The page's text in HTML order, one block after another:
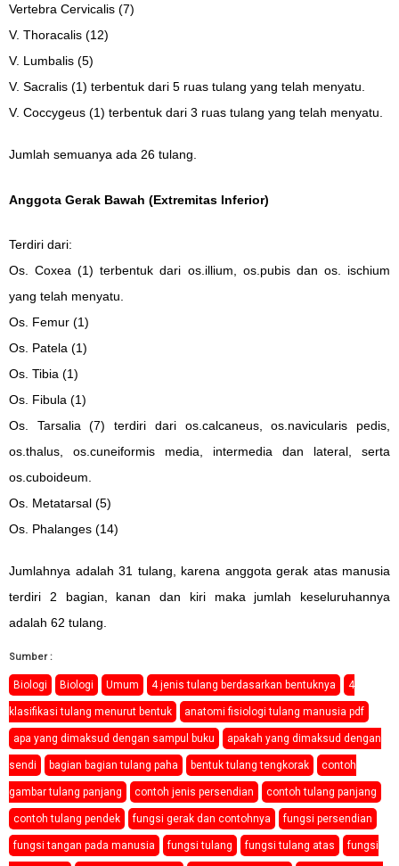
Vertebra Cervicalis (7)
V. Thoracalis (12)
V. Lumbalis (5)
V. Sacralis (1) terbentuk dari 5 ruas tulang yang telah menyatu.
V. Coccygeus (1) terbentuk dari 3 ruas tulang yang telah menyatu.
Jumlah semuanya ada 26 tulang.
Anggota Gerak Bawah (Extremitas Inferior)
Terdiri dari:
Os. Coxea (1) terbentuk dari os.illium, os.pubis dan os. ischium
yang telah menyatu.
Os. Femur (1)
Os. Patela (1)
Os. Tibia (1)
Os. Fibula (1)
Os. Tarsalia (7) terdiri dari os.calcaneus, os.navicularis pedis,
os.thalus, os.cuneiformis media, intermedia dan lateral, serta
os.cuboideum.
Os. Metatarsal (5)
Os. Phalanges (14)
Jumlahnya adalah 31 tulang, karena anggota gerak atas manusia
terdiri 2 bagian, kanan dan kiri maka jumlah keseluruhannya
adalah 62 tulang.
Sumber :
Biologi Biologi Umum 4 jenis tulang berdasarkan bentuknya 4
klasifikasi tulang menurut bentuk anatomi fisiologi tulang manusia pdf
apa yang dimaksud dengan sampul buku apakah yang dimaksud dengan
sendi bagian bagian tulang paha bentuk tulang tengkorak contoh
gambar tulang panjang contoh jenis persendian contoh tulang panjang
contoh tulang pendek fungsi gerak dan contohnya fungsi persendian
fungsi tangan pada manusia fungsi tulang fungsi tulang atas fungsi